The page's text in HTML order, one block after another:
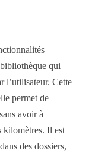
qui
l’utilisateur. Cette
permet de
avoir à
kilomètres. Il est
des dossiers,